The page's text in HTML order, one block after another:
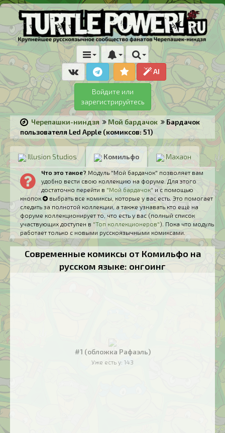
AI
Войдите или
зарегистрируйтесь
Черепашки-ниндзя Мой бардачок
Бардачок
пользователя Led Apple (комиксов: 51)
Illusion Studios Комильфо Махаон
Что это такое? Модуль "Мой бардачок" позволяет вам
удобно вести свою коллекцию на форуме. Для этого
достаточно перейти в "Мой бардачок" и с помощью
кнопок
выбрать все комиксы, которые у вас есть. Это помогает
следить за полнотой коллекции, а также узнавать кто ещё на
форуме коллекционирует то, что есть у вас (полный список
участвующих доступен в "Топ коллекционеров"). Пока что модуль
работает только с новыми русскоязычными комиксами.
Современные комиксы от Комильфо на
русском языке: онгоинг
#1 (обложка Рафаэль)
Уже есть у: 143